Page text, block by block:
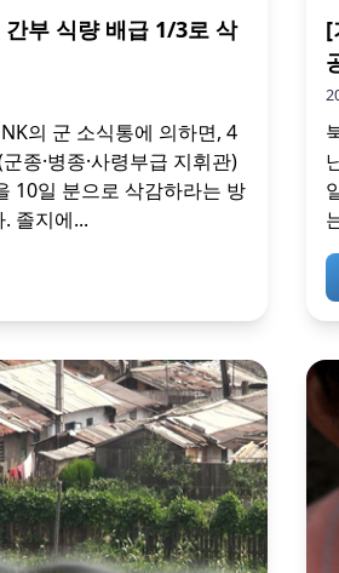
부 식량 배급 1/3로 삭
의 군 소식통에 의하면, 4
종·병종·사령부급 지휘관)
10일 분으로 삭감하라는 방
졸지에...
[